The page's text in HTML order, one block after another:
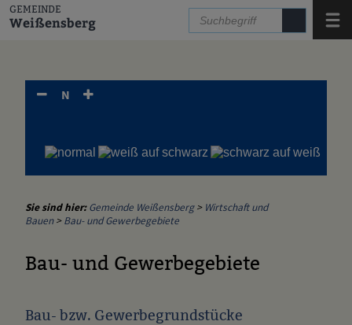
Zum Inhalt, zur Startseitespringen.
GEMEINDE
Weißensberg
N
Sie sind hier: Gemeinde Weißensberg> Wirtschaft und
Bauen>Bau- und Gewerbegebiete
Bau- und Gewerbegebiete
Bau- bzw. Gewerbegrundstücke